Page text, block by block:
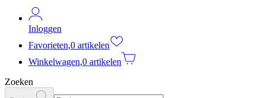
Inloggen
Favorieten,0 artikelen
Winkelwagen,0 artikelen
Zoeken